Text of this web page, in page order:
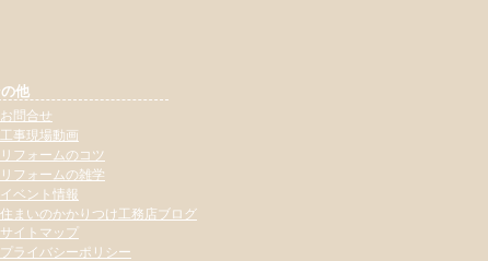
他
お問合せ
工事現場動画
リフォームのコツ
リフォームの雑学
イベント情報
住まいのかかりつけ工務店ブログ
サイトマップ
プライバシーポリシー